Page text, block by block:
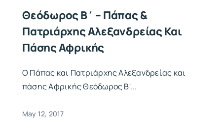
Θεόδωρος Β΄ – Πάπας &
Πατριάρχης Αλεξανδρείας Και
Πάσης Αφρικής
Ο Πάπας και Πατριάρχης Αλεξανδρείας και
πάσης Αφρικής Θεόδωρος Β'...
May 12, 2017